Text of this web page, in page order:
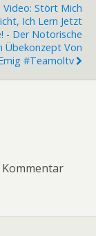
Video: Stört Mich
Ich Lern Jetzt
- Der Notorische
Übekonzept Von
#teamoltv